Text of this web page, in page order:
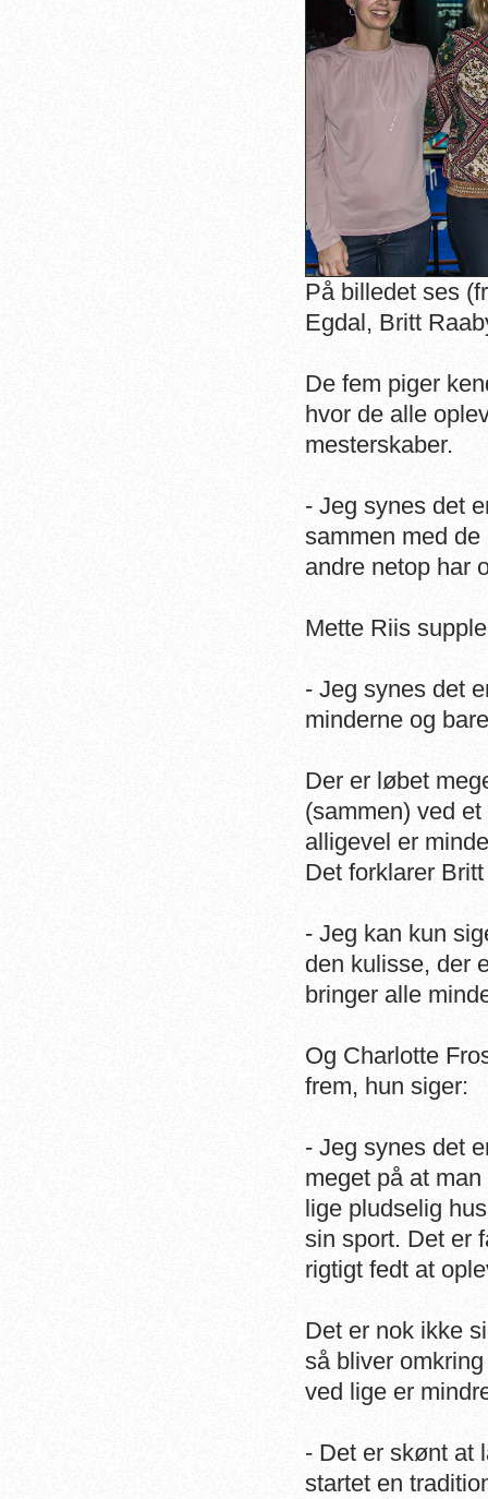
På billedet ses
Egdal, Britt
De fem piger
hvor de alle
mesterskaber.
- Jeg synes det
sammen med
andre netop har
Mette Riis
- Jeg synes det
minderne og
Der er løbet
(sammen) ved
alligevel er
Det forklarer
- Jeg kan kun
den kulisse, der
bringer alle
Og Charlotte
frem, hun siger:
- Jeg synes det
meget på at
lige pludselig
sin sport. Det er
rigtigt fedt at
Det er nok ikke
så bliver
ved lige er
- Det er skønt at
startet en